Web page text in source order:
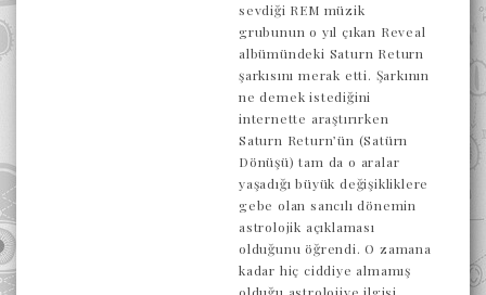
sevdiği REM müzik
grubunun o yıl çıkan Reveal
albümündeki Saturn Return
şarkısını merak etti. Şarkının
ne demek istediğini
internette araştırırken
Saturn Return’ün (Satürn
Dönüşü) tam da o aralar
yaşadığı büyük değişikliklere
gebe olan sancılı dönemin
astrolojik açıklaması
olduğunu öğrendi. O zamana
kadar hiç ciddiye almamış